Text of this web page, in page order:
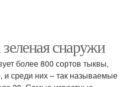
снаружи
более 800 сортов тыквы,
и среди них – так называемые